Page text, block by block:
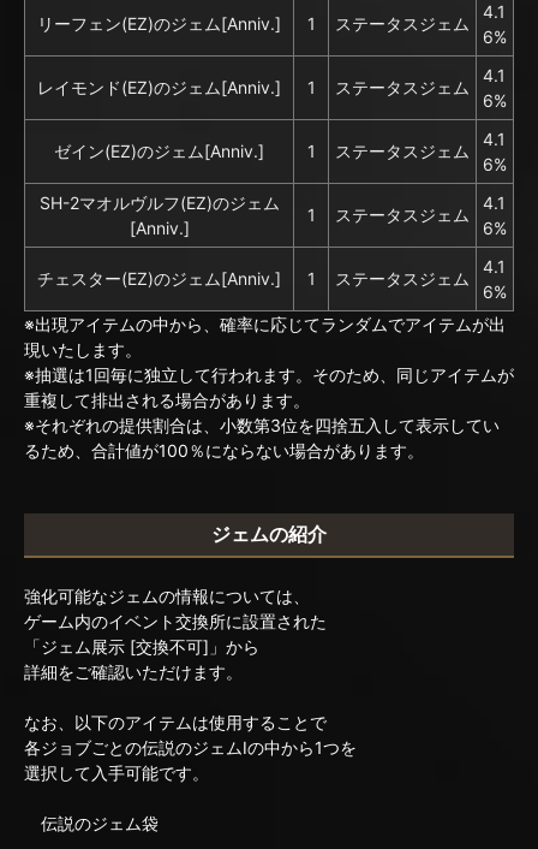
リーフェン(EZ)のジェム[Anniv.] 1 ステータスジェム
4.1
6%
レイモンド(EZ)のジェム[Anniv.] 1 ステータスジェム
4.1
6%
ゼイン(EZ)のジェム[Anniv.] 1 ステータスジェム
4.1
6%
SH-2マオルヴルフ(EZ)のジェム
[Anniv.]
1 ステータスジェム
4.1
6%
チェスター(EZ)のジェム[Anniv.] 1 ステータスジェム
4.1
6%
※出現アイテムの中から、確率に応じてランダムでアイテムが出
現いたします。
※抽選は1回毎に独立して行われます。そのため、同じアイテムが
重複して排出される場合があります。
※それぞれの提供割合は、小数第3位を四捨五入して表示してい
るため、合計値が100％にならない場合があります。
ジェムの紹介
強化可能なジェムの情報については、
ゲーム内のイベント交換所に設置された
「ジェム展示 [交換不可]」から
詳細をご確認いただけます。
なお、以下のアイテムは使用することで
各ジョブごとの伝説のジェムIの中から1つを
選択して入手可能です。
伝説のジェム袋